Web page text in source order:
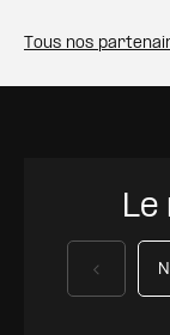
Tous nos
Le